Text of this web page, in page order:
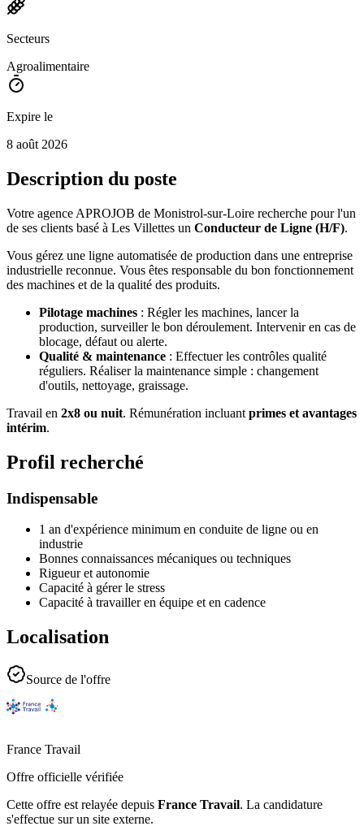
Secteurs
Agroalimentaire
Expire le
8 août 2026
Description du poste
Votre agence APROJOB de Monistrol-sur-Loire recherche pour l'un
de ses clients basé à Les Villettes un Conducteur de Ligne (H/F).
Vous gérez une ligne automatisée de production dans une entreprise
industrielle reconnue. Vous êtes responsable du bon fonctionnement
des machines et de la qualité des produits.
Pilotage machines : Régler les machines, lancer la
production, surveiller le bon déroulement. Intervenir en cas de
blocage, défaut ou alerte.
Qualité & maintenance : Effectuer les contrôles qualité
réguliers. Réaliser la maintenance simple : changement
d'outils, nettoyage, graissage.
Travail en 2x8 ou nuit. Rémunération incluant primes et avantages
intérim.
Profil recherché
Indispensable
1 an d'expérience minimum en conduite de ligne ou en
industrie
Bonnes connaissances mécaniques ou techniques
Rigueur et autonomie
Capacité à gérer le stress
Capacité à travailler en équipe et en cadence
Localisation
Source de l'offre
France Travail
Offre officielle vérifiée
Cette offre est relayée depuis France Travail. La candidature
s'effectue sur un site externe.